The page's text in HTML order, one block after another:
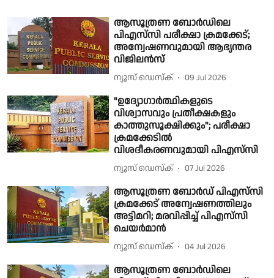
ആസൂത്രണ ബോർഡിലെ
പിഎസ്‌സി പരീക്ഷാ ക്രമക്കേട്;
അന്വേഷണവുമായി ആഭ്യന്തര
വിജിലൻസ്
ന്യൂസ് ഡെസ്ക് 09 Jul 2026
"ഉദ്യോഗാർത്ഥികളുടെ
വിശ്വാസവും പ്രതീക്ഷകളും
കാത്തുസൂക്ഷിക്കും"; പരീക്ഷാ
ക്രമക്കേടിൽ
വിശദീകരണവുമായി പിഎസ്‌സി
ന്യൂസ് ഡെസ്ക് 07 Jul 2026
ആസൂത്രണ ബോർഡ് പിഎസ്‌സി
ക്രമക്കേട് അന്വേഷണത്തിലും
അട്ടിമറി; മരവിപ്പിച്ച് പിഎസ്‌സി
ചെയർമാൻ
ന്യൂസ് ഡെസ്ക് 04 Jul 2026
ആസൂത്രണ ബോര്‍ഡിലെ